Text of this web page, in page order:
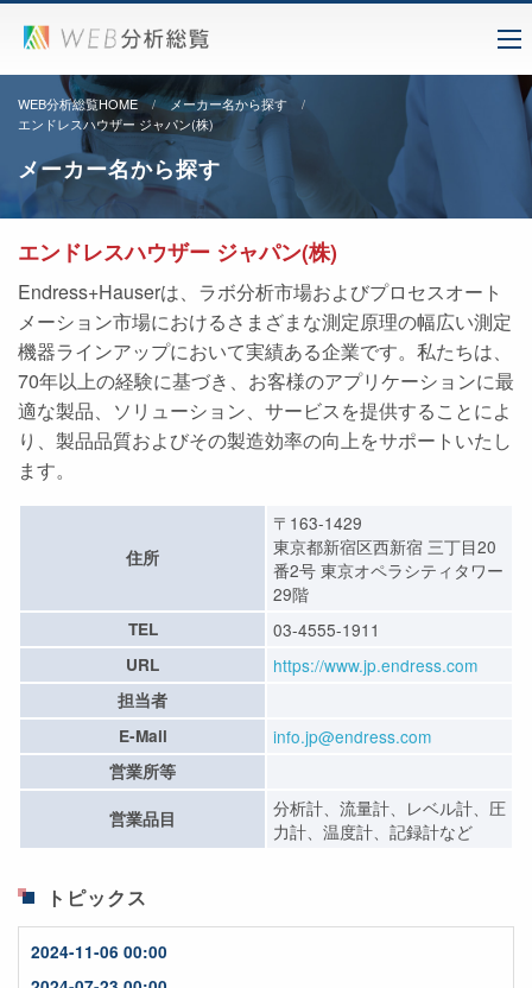
WEB分析総覧HOME
メーカー名から探す
エンドレスハウザー ジャパン(株)
メーカー名から探す
エンドレスハウザー ジャパン(株)
Endress+Hauserは、ラボ分析市場およびプロセスオート
メーション市場におけるさまざまな測定原理の幅広い測定
機器ラインアップにおいて実績ある企業です。私たちは、
70年以上の経験に基づき、お客様のアプリケーションに最
適な製品、ソリューション、サービスを提供することによ
り、製品品質およびその製造効率の向上をサポートいたし
ます。
住所
〒163-1429
東京都新宿区西新宿 三丁目20
番2号 東京オペラシティタワー
29階
TEL 03-4555-1911
URL https://www.jp.endress.com
担当者
E-Mail
info.jp@endress.com
営業所等
営業品目
分析計、流量計、レベル計、圧
力計、温度計、記録計など
トピックス